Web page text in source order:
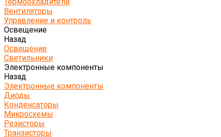
Вентиляторы
Управление и контроль
Освещение
Назад
Освещение
Светильники
Электронные компоненты
Назад
Электронные компоненты
Диоды
Конденсаторы
Микросхемы
Резисторы
Транзисторы